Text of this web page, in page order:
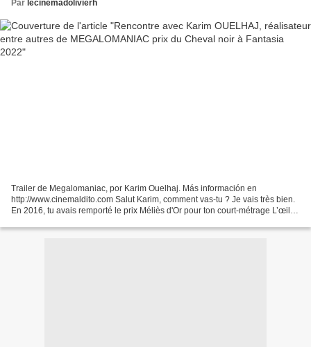
Par lecinemadolivierh
Trailer de Megalomaniac, por Karim Ouelhaj. Más información en
http://www.cinemaldito.com Salut Karim, comment vas-tu ? Je vais très bien.
En 2016, tu avais remporté le prix Méliès d'Or pour ton court-métrage L’œil